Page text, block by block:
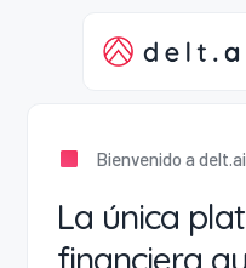
Bienvenido a delt.ai
La única
financiera